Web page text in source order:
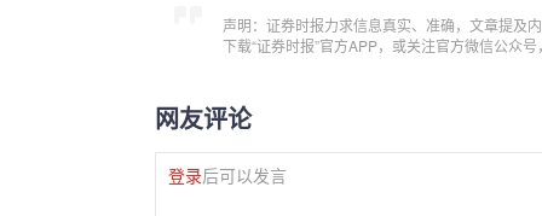
声明：证券时报力求信息真实、准确，文章提及
下载“证券时报”官方APP，或关注官方微信公众
网友评论
登录后可以发言